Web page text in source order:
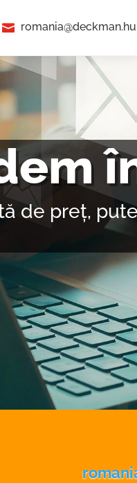
 romania@deckman.hu
de preț,